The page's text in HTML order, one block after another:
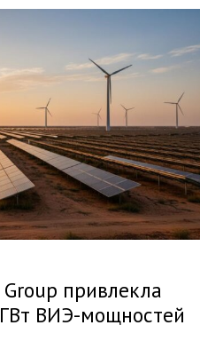
привлекла
ВИЭ-мощностей